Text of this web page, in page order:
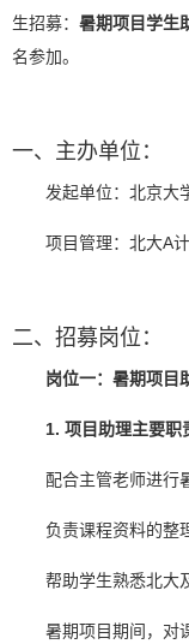
生招募： 暑期项目学生
名参加。
一、主办单位：
发起单位：北京大
项目管理：北大A
二、招募岗位：
岗位一：暑期项
1. 项目助理主要职
配合主管老师进行
负责课程资料的整
帮助学生熟悉北大
暑期项目期间，对